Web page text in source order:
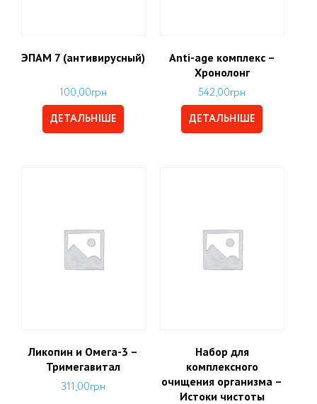
ЭПАМ 7 (антивирусный)
100,00грн
ДЕТАЛЬНІШЕ
Аnti-age комплекс –
Хронолонг
542,00грн
ДЕТАЛЬНІШЕ
Ликопин и Омега-3 –
Тримегавитал
311,00грн
Набор для
комплексного
очищения организма –
Истоки чистоты